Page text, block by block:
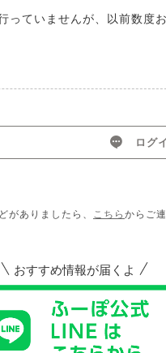
っていませんが、以前数度
ログ
がありましたら、 こちら からご
おすすめ情報が届くよ